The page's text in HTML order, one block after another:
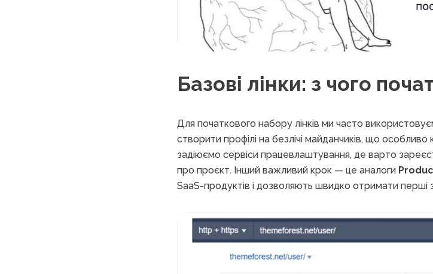
Базові лінки: з чого
Для початкового набору лінків ми часто
створити профілі на безлічі майданчиків, що
задіюємо сервіси працевлаштування, де варто
про проєкт. Інший важливий крок — це аналоги
SaaS-продуктів і дозволяють швидко отримати перші